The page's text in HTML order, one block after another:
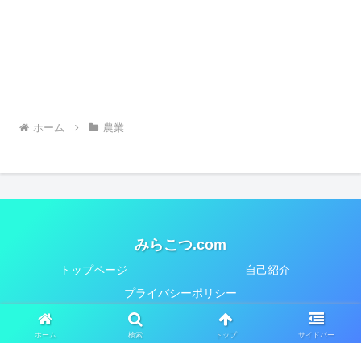
ホーム 農業
みらこつ.com
トップページ
自己紹介
プライバシーポリシー
© 2018-2026 みらこつ.com.
ホーム 検索 トップ サイドバー